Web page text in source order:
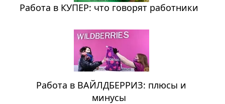
Работа в КУПЕР: что говорят работники
Работа в ВАЙЛДБЕРРИЗ: плюсы и
минусы